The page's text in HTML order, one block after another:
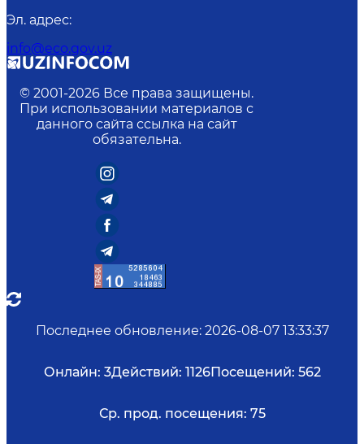
Эл. адрес:
info@eco.gov.uz
© 2001-2026 Все права защищены.
При использовании материалов с
данного сайта ссылка на сайт
обязательна.
Последнее обновление: 2026-08-07 13:33:37
Онлайн: 3Действий: 1126Посещений: 562
Ср. прод. посещения: 75